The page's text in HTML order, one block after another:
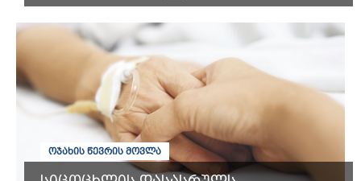
ᲝᲯᲐᲮᲘᲡ ᲬᲔᲕᲠᲘᲡ ᲛᲝᲕᲚᲐ